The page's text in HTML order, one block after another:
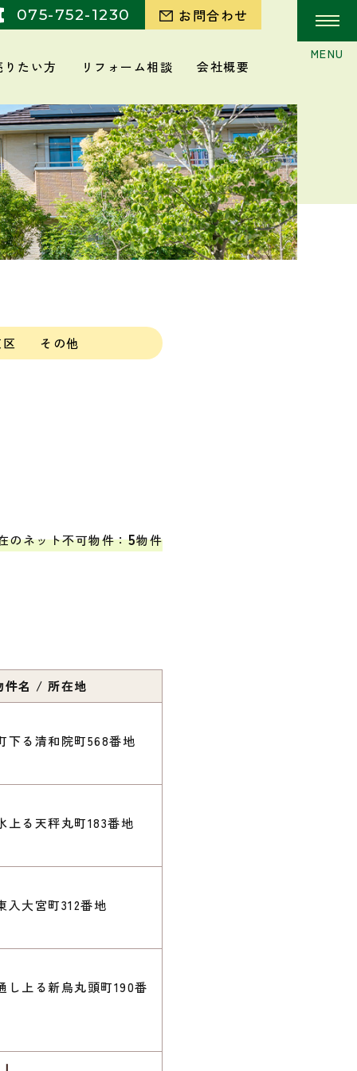
たい方 リフォーム相談 会社概要
075-752-1230 お問合わせ
その他
のネット不可物件：5物件
件名 / 所在地
下る清和院町568番地
上る天秤丸町183番地
入大宮町312番地
し上る新烏丸頭町190番